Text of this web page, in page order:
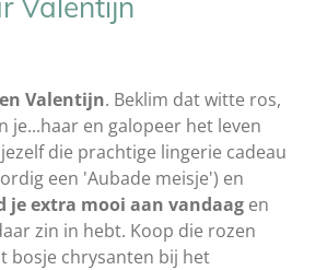
Valentijn. Beklim dat witte ros,
je...haar en galopeer het leven
die prachtige lingerie cadeau
een 'Aubade meisje') en
je extra mooi aan vandaag en
zin in hebt. Koop die rozen
bosje chrysanten bij het